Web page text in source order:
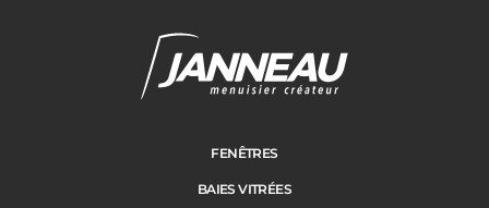
FENÊTRES
BAIES VITRÉES